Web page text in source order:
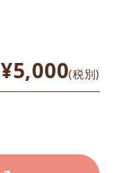
¥5,000(税別)